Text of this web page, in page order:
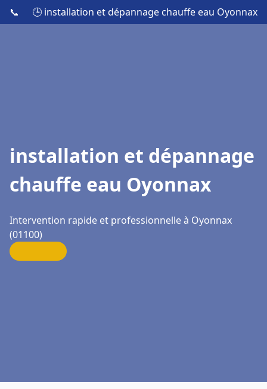
📞 🕒 installation et dépannage chauffe eau Oyonnax
installation et dépannage
chauffe eau Oyonnax
Intervention rapide et professionnelle à Oyonnax
(01100)